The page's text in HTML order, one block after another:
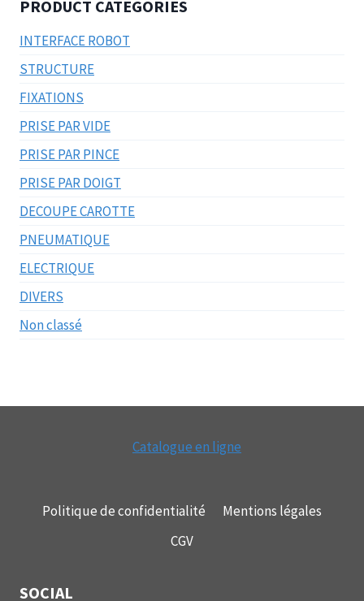
PRODUCT CATEGORIES
INTERFACE ROBOT
STRUCTURE
FIXATIONS
PRISE PAR VIDE
PRISE PAR PINCE
PRISE PAR DOIGT
DECOUPE CAROTTE
PNEUMATIQUE
ELECTRIQUE
DIVERS
Non classé
Catalogue en ligne
Politique de confidentialité
Mentions légales
CGV
SOCIAL